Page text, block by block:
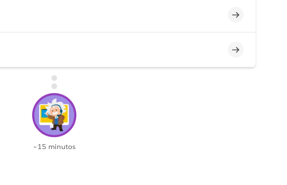
Incompleto
Incompleto
~15 minutos